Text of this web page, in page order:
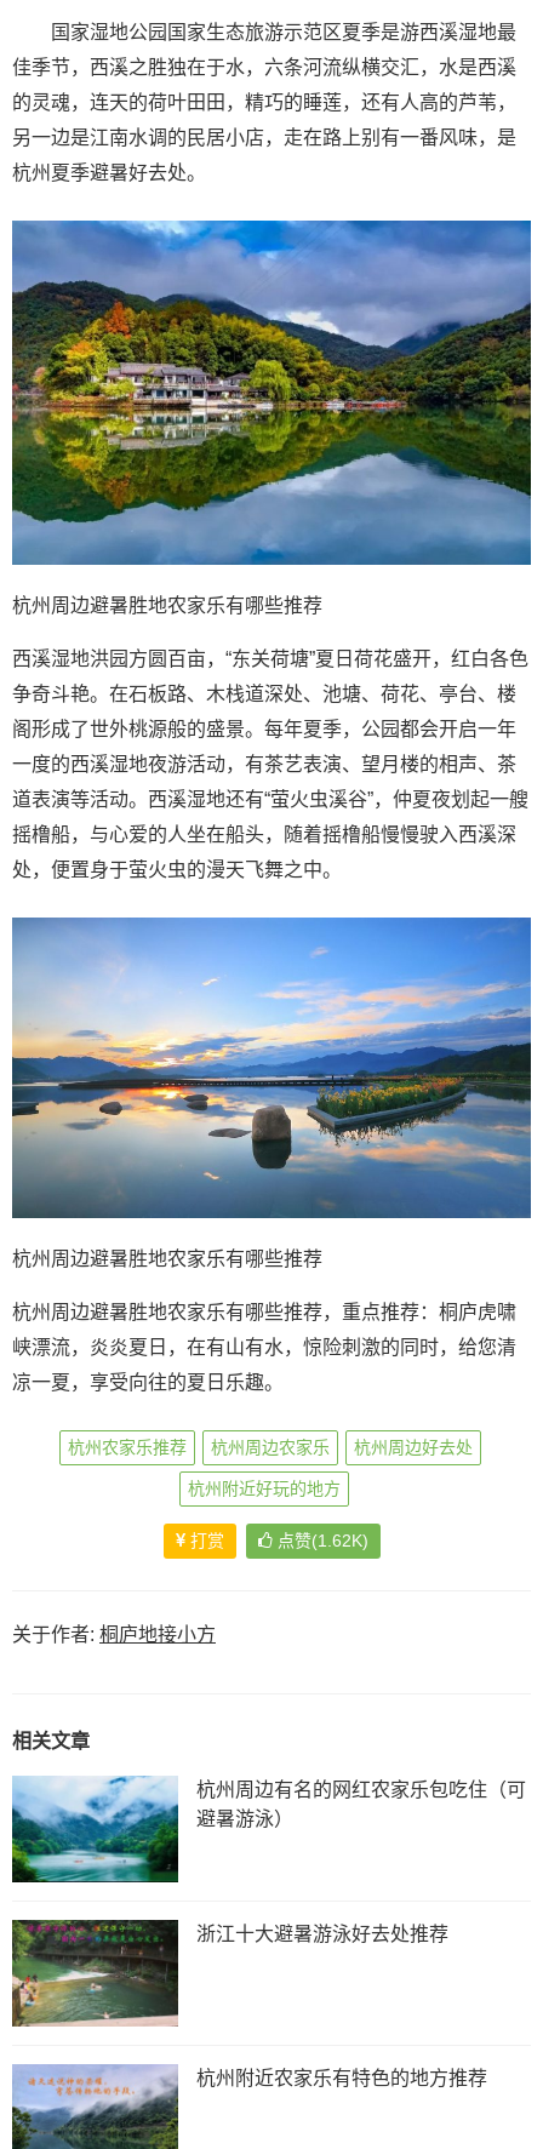
国家湿地公园国家生态旅游示范区夏季是游西溪湿地最
佳季节，西溪之胜独在于水，六条河流纵横交汇，水是西溪
的灵魂，连天的荷叶田田，精巧的睡莲，还有人高的芦苇，
另一边是江南水调的民居小店，走在路上别有一番风味，是
杭州夏季避暑好去处。
杭州周边避暑胜地农家乐有哪些推荐
西溪湿地洪园方圆百亩，“东关荷塘”夏日荷花盛开，红白各色
争奇斗艳。在石板路、木栈道深处、池塘、荷花、亭台、楼
阁形成了世外桃源般的盛景。每年夏季，公园都会开启一年
一度的西溪湿地夜游活动，有茶艺表演、望月楼的相声、茶
道表演等活动。西溪湿地还有“萤火虫溪谷”，仲夏夜划起一艘
摇橹船，与心爱的人坐在船头，随着摇橹船慢慢驶入西溪深
处，便置身于萤火虫的漫天飞舞之中。
杭州周边避暑胜地农家乐有哪些推荐
杭州周边避暑胜地农家乐有哪些推荐，重点推荐：桐庐虎啸
峡漂流，炎炎夏日，在有山有水，惊险刺激的同时，给您清
凉一夏，享受向往的夏日乐趣。
杭州农家乐推荐 杭州周边农家乐 杭州周边好去处
杭州附近好玩的地方
打赏 点赞(1.62K)
关于作者: 桐庐地接小方
相关文章
杭州周边有名的网红农家乐包吃住（可
避暑游泳）
浙江十大避暑游泳好去处推荐
杭州附近农家乐有特色的地方推荐